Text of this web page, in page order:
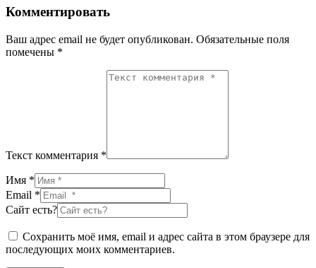
Комментировать
Ваш адрес email не будет опубликован. Обязательные поля
помечены *
Текст комментария *
Имя *
Email *
Сайт есть?
Сохранить моё имя, email и адрес сайта в этом браузере для
последующих моих комментариев.